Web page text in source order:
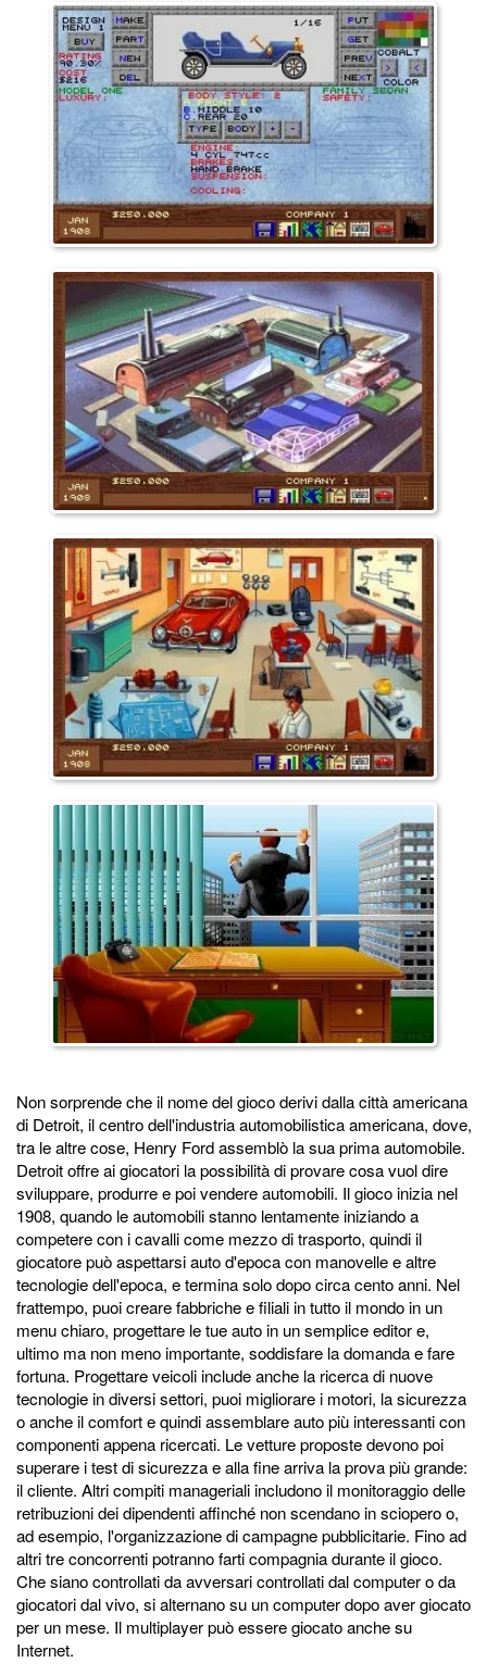
Non sorprende che il nome del gioco derivi dalla città americana
di Detroit, il centro dell'industria automobilistica americana, dove,
tra le altre cose, Henry Ford assemblò la sua prima automobile.
Detroit offre ai giocatori la possibilità di provare cosa vuol dire
sviluppare, produrre e poi vendere automobili. Il gioco inizia nel
1908, quando le automobili stanno lentamente iniziando a
competere con i cavalli come mezzo di trasporto, quindi il
giocatore può aspettarsi auto d'epoca con manovelle e altre
tecnologie dell'epoca, e termina solo dopo circa cento anni. Nel
frattempo, puoi creare fabbriche e filiali in tutto il mondo in un
menu chiaro, progettare le tue auto in un semplice editor e,
ultimo ma non meno importante, soddisfare la domanda e fare
fortuna. Progettare veicoli include anche la ricerca di nuove
tecnologie in diversi settori, puoi migliorare i motori, la sicurezza
o anche il comfort e quindi assemblare auto più interessanti con
componenti appena ricercati. Le vetture proposte devono poi
superare i test di sicurezza e alla fine arriva la prova più grande:
il cliente. Altri compiti manageriali includono il monitoraggio delle
retribuzioni dei dipendenti affinché non scendano in sciopero o,
ad esempio, l'organizzazione di campagne pubblicitarie. Fino ad
altri tre concorrenti potranno farti compagnia durante il gioco.
Che siano controllati da avversari controllati dal computer o da
giocatori dal vivo, si alternano su un computer dopo aver giocato
per un mese. Il multiplayer può essere giocato anche su
Internet.